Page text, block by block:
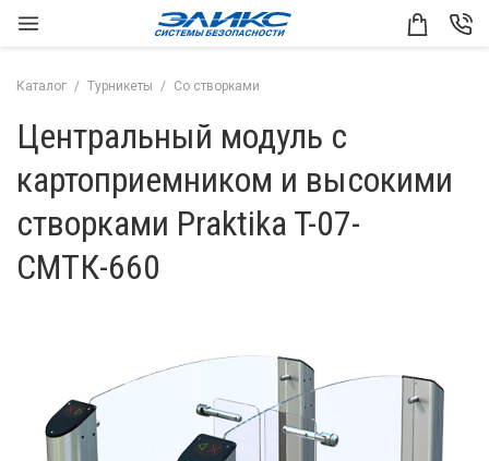
Каталог Турникеты Со створками
Центральный модуль с
картоприемником и высокими
створками Praktika T-07-
CMTК-660